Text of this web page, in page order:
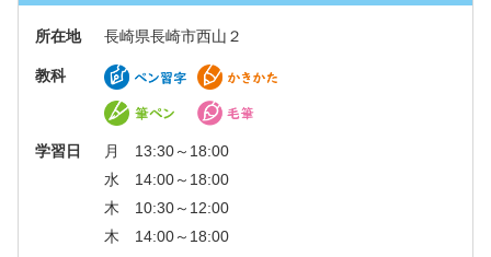
所在地 長崎県長崎市西山２
教科
学習日
月 13:30～18:00
水 14:00～18:00
木 10:30～12:00
木 14:00～18:00